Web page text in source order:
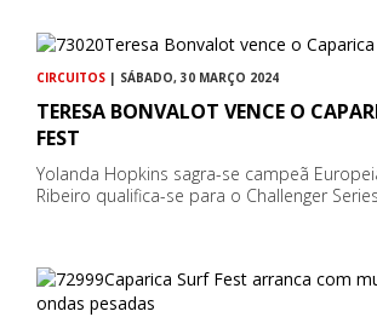
CIRCUITOS | SÁBADO, 30 MARÇO 2024
TERESA BONVALOT VENCE O
FEST
Yolanda Hopkins sagra-se campeã
Ribeiro qualifica-se para o Challenger